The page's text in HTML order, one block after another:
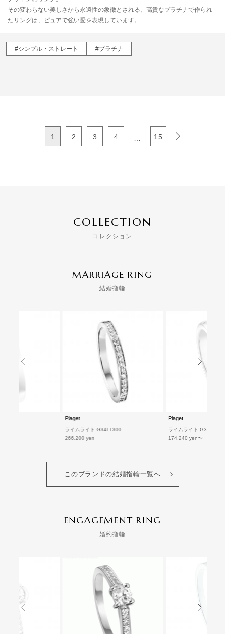
その変わらない美しさから永遠性の象徴とされる、高貴なプラチナで作られ
たリングは、ピュアで強い愛を表現しています。
#シンプル・ストレート #プラチナ
1 2 3 4 15
COLLECTION
コレクション
MARRIAGE RING
結婚指輪
Piaget
ライムライト G34LT300
266,200 yen
Piaget
ライムライト G34LY800
174,240 yen
このブランドの結婚指輪一覧へ
ENGAGEMENT RING
婚約指輪